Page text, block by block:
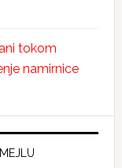
tokom
namirnice